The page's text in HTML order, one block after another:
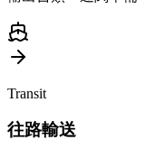
Transit
往路輸送